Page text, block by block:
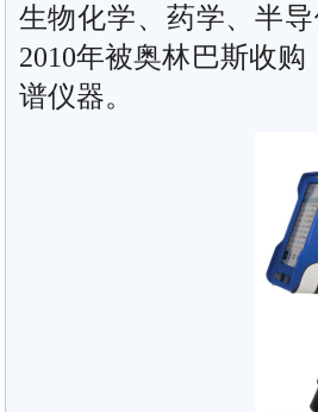
生物化学、药学、半
2010年被奥林巴斯收
谱仪器。